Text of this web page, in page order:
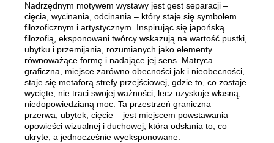
Nadrzędnym motywem wystawy jest gest separacji –
cięcia, wycinania, odcinania – który staje się symbolem
filozoficznym i artystycznym. Inspirując się japońską
filozofią, eksponowani twórcy wskazują na wartość pustki,
ubytku i przemijania, rozumianych jako elementy
równoważące formę i nadające jej sens. Matryca
graficzna, miejsce zarówno obecności jak i nieobecności,
staje się metaforą strefy przejściowej, gdzie to, co zostaje
wycięte, nie traci swojej ważności, lecz uzyskuje własną,
niedopowiedzianą moc. Ta przestrzeń graniczna –
przerwa, ubytek, cięcie – jest miejscem powstawania
opowieści wizualnej i duchowej, która odsłania to, co
ukryte, a jednocześnie wyeksponowane.